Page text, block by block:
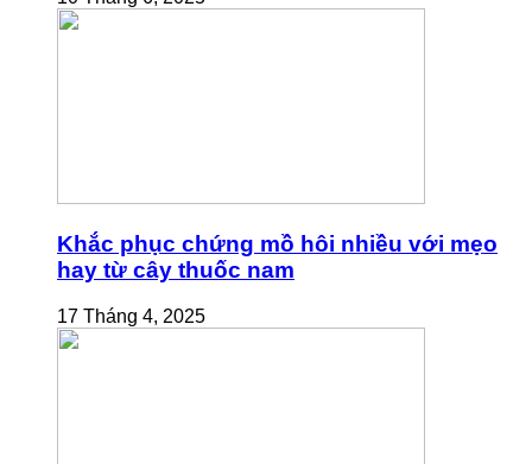
Khắc phục chứng mồ hôi nhiều với mẹo
hay từ cây thuốc nam
17 Tháng 4, 2025